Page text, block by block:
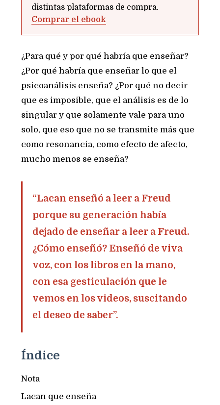
distintas plataformas de compra.
Comprar el ebook
¿Para qué y por qué habría que enseñar?
¿Por qué habría que enseñar lo que el
psicoanálisis enseña? ¿Por qué no decir
que es imposible, que el análisis es de lo
singular y que solamente vale para uno
solo, que eso que no se transmite más que
como resonancia, como efecto de afecto,
mucho menos se enseña?
“Lacan enseñó a leer a Freud
porque su generación había
dejado de enseñar a leer a Freud.
¿Cómo enseñó? Enseñó de viva
voz, con los libros en la mano,
con esa gesticulación que le
vemos en los videos, suscitando
el deseo de saber”.
Índice
Nota
Lacan que enseña